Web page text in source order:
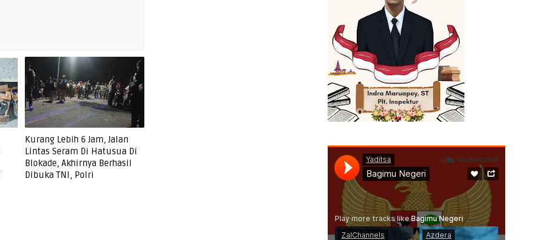
Kurang Lebih 6 Jam, Jalan
Lintas Seram Di Hatusua Di
Blokade, Akhirnya Berhasil
Dibuka TNI, Polri